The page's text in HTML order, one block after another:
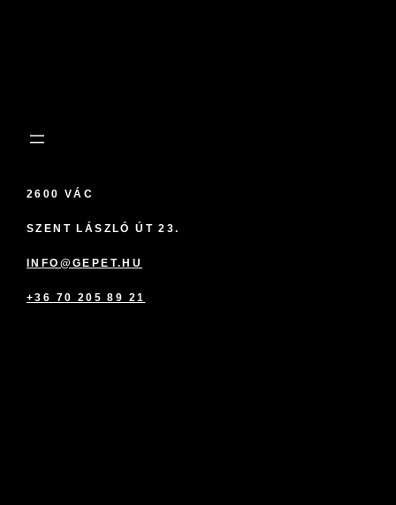
2600 VÁC
SZENT LÁSZLÓ ÚT 23.
INFO@GEPET.HU
+36 70 205 89 21